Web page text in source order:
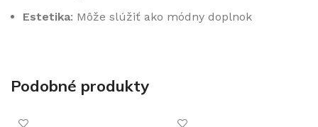
Estetika: Môže slúžiť ako módny doplnok
Podobné produkty